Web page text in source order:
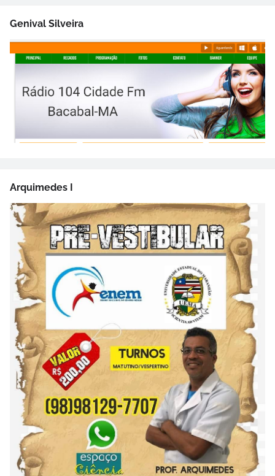
Genival Silveira
Arquimedes I